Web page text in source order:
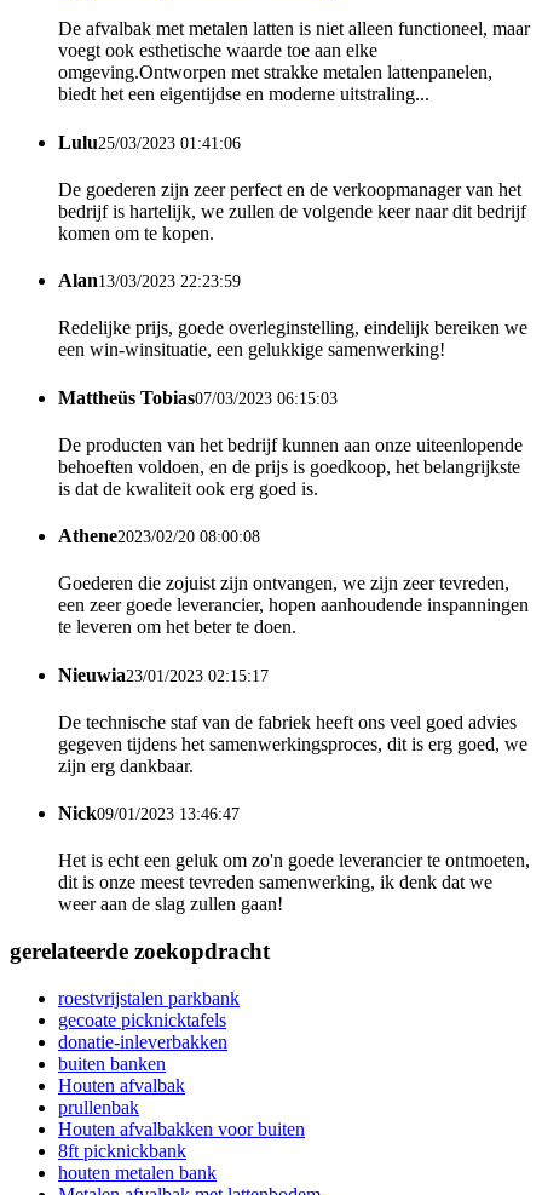
De afvalbak met metalen latten is niet alleen functioneel, maar
voegt ook esthetische waarde toe aan elke
omgeving.Ontworpen met strakke metalen lattenpanelen,
biedt het een eigentijdse en moderne uitstraling...
Lulu25/03/2023 01:41:06
De goederen zijn zeer perfect en de verkoopmanager van het
bedrijf is hartelijk, we zullen de volgende keer naar dit bedrijf
komen om te kopen.
Alan13/03/2023 22:23:59
Redelijke prijs, goede overleginstelling, eindelijk bereiken we
een win-winsituatie, een gelukkige samenwerking!
Mattheüs Tobias07/03/2023 06:15:03
De producten van het bedrijf kunnen aan onze uiteenlopende
behoeften voldoen, en de prijs is goedkoop, het belangrijkste
is dat de kwaliteit ook erg goed is.
Athene2023/02/20 08:00:08
Goederen die zojuist zijn ontvangen, we zijn zeer tevreden,
een zeer goede leverancier, hopen aanhoudende inspanningen
te leveren om het beter te doen.
Nieuwia23/01/2023 02:15:17
De technische staf van de fabriek heeft ons veel goed advies
gegeven tijdens het samenwerkingsproces, dit is erg goed, we
zijn erg dankbaar.
Nick09/01/2023 13:46:47
Het is echt een geluk om zo'n goede leverancier te ontmoeten,
dit is onze meest tevreden samenwerking, ik denk dat we
weer aan de slag zullen gaan!
gerelateerde zoekopdracht
roestvrijstalen parkbank
gecoate picknicktafels
donatie-inleverbakken
buiten banken
Houten afvalbak
prullenbak
Houten afvalbakken voor buiten
8ft picknickbank
houten metalen bank